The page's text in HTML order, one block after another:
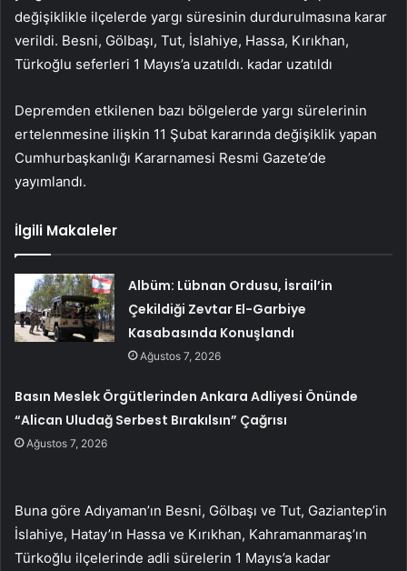
değişiklikle ilçelerde yargı süresinin durdurulmasına karar
verildi. Besni, Gölbaşı, Tut, İslahiye, Hassa, Kırıkhan,
Türkoğlu seferleri 1 Mayıs’a uzatıldı. kadar uzatıldı
Depremden etkilenen bazı bölgelerde yargı sürelerinin
ertelenmesine ilişkin 11 Şubat kararında değişiklik yapan
Cumhurbaşkanlığı Kararnamesi Resmi Gazete’de
yayımlandı.
İlgili Makaleler
Albüm: Lübnan Ordusu, İsrail’in
Çekildiği Zevtar El-Garbiye
Kasabasında Konuşlandı
Ağustos 7, 2026
Basın Meslek Örgütlerinden Ankara Adliyesi Önünde
“Alican Uludağ Serbest Bırakılsın” Çağrısı
Ağustos 7, 2026
Buna göre Adıyaman’ın Besni, Gölbaşı ve Tut, Gaziantep’in
İslahiye, Hatay’ın Hassa ve Kırıkhan, Kahramanmaraş’ın
Türkoğlu ilçelerinde adli sürelerin 1 Mayıs’a kadar